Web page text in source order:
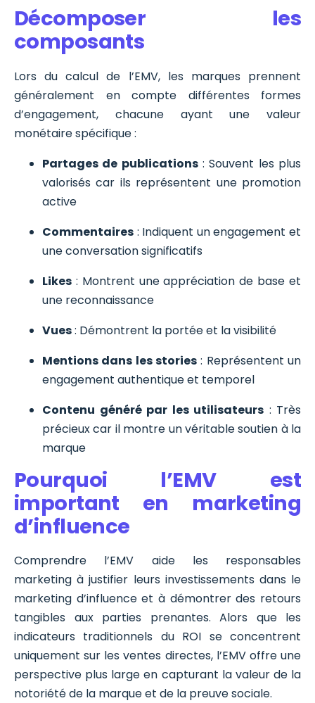
Décomposer les
composants
Lors du calcul de l’EMV, les marques prennent
généralement en compte différentes formes
d’engagement, chacune ayant une valeur
monétaire spécifique :
Partages de publications: Souvent les plus
valorisés car ils représentent une promotion
active
Commentaires : Indiquent un engagement et
une conversation significatifs
Likes : Montrent une appréciation de base et
une reconnaissance
Vues: Démontrent la portée et la visibilité
Mentions dans les stories : Représentent un
engagement authentique et temporel
Contenu généré par les utilisateurs : Très
précieux car il montre un véritable soutien à la
marque
Pourquoi l’EMV est
important en marketing
d’influence
Comprendre l’EMV aide les responsables
marketing à justifier leurs investissements dans le
marketing d’influence et à démontrer des retours
tangibles aux parties prenantes. Alors que les
indicateurs traditionnels du ROI se concentrent
uniquement sur les ventes directes, l’EMV offre une
perspective plus large en capturant la valeur de la
notoriété de la marque et de la preuve sociale.